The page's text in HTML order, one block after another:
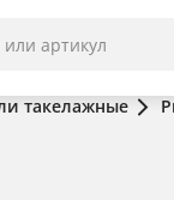
такелажные